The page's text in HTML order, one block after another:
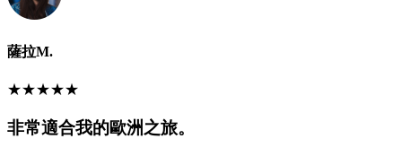
薩拉M.
★★★★★
非常適合我的歐洲之旅。